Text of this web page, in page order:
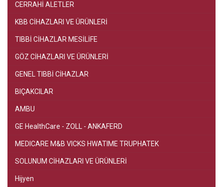
CERRAHİ ALETLER
KBB CİHAZLARI VE ÜRÜNLERİ
TIBBİ CİHAZLAR MESİLİFE
GÖZ CİHAZLARI VE ÜRÜNLERİ
GENEL TIBBİ CİHAZLAR
BIÇAKCILAR
AMBU
GE HealthCare - ZOLL - ANKAFERD
MEDICARE M&B VICKS HWATIME TRUPHATEK
SOLUNUM CİHAZLARI VE ÜRÜNLERİ
Hijyen